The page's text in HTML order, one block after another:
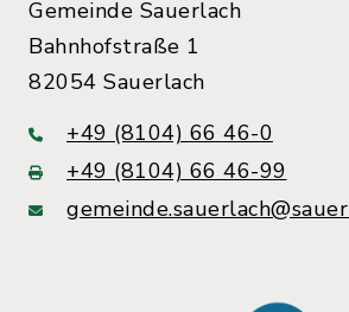
Gemeinde Sauerlach
Bahnhofstraße 1
82054 Sauerlach
+49 (8104) 66 46-0
+49 (8104) 66 46-99